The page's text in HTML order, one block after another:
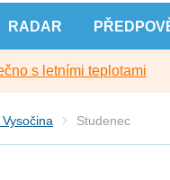
RADAR
s letními teplotami
Vysočina Studenec